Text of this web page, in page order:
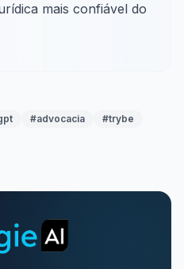
mais confiável do
#advocacia #trybe